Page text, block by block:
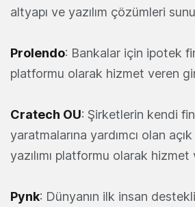
altyapı ve yazılım çözümleri
Prolendo: Bankalar için ipotek
platformu olarak hizmet veren
Cratech OU: Şirketlerin kendi
yaratmalarına yardımcı olan açık
yazılımı platformu olarak hizmet
Pynk: Dünyanın ilk insan